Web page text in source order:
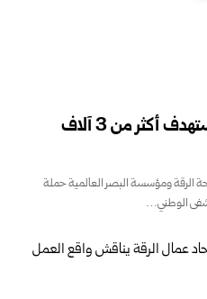
حملة مجانية لعلاج الساد تستهدف أكثر من 3 آلاف
الرقة ومؤسسة البصر العالمية حملة
الوطني…